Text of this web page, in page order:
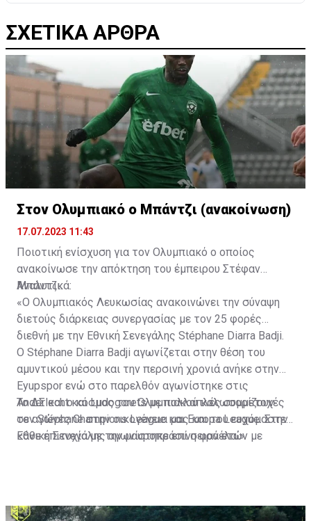
ΣΧΕΤΙΚΑ ΑΡΘΡΑ
Στον Ολυμπιακό ο Μπάντζι (ανακοίνωση)
17.07.2023 11:43
Ποιοτική ενίσχυση για τον Ολυμπιακό ο οποίος
ανακοίνωσε την απόκτηση του έμπειρου Στέφαν
Μπάντζι.
Αναλυτικά:
«Ο Ολυμπιακός Λευκωσίας ανακοινώνει την σύναψη
διετούς διάρκειας συνεργασίας με τον 25 φορές
διεθνή με την Εθνική Σενεγάλης Stéphane Diarra Badji.
Ο Stéphane Diarra Badji αγωνίζεται στην θέση του
αμυντικού μέσου και την περσινή χρονιά ανήκε στην
Eyupspor ενώ στο παρελθόν αγωνίστηκε στις
Anderlecht και Ludogorets με πολλαπλές συμμετοχές
σε αγώνες Champions League και Europa League. Στην
Εθνική Σενεγάλης αγωνίστηκε επί σειρά ετών με
Το ΔΣ και ο κόσμος του Ολυμπιακού καλωσορίζουν
τον Stéphane στην οικογένεια μας και του ευχόμαστε
κάθε επιτυχία με την μαυροπράσινη φανέλα.»